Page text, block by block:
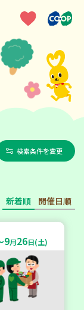
検索条件を変更
新着順 開催日順
9月26日(土)